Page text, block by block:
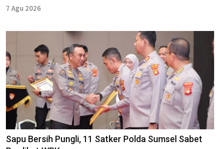
7 Agu 2026
Sapu Bersih Pungli, 11 Satker Polda Sumsel Sabet